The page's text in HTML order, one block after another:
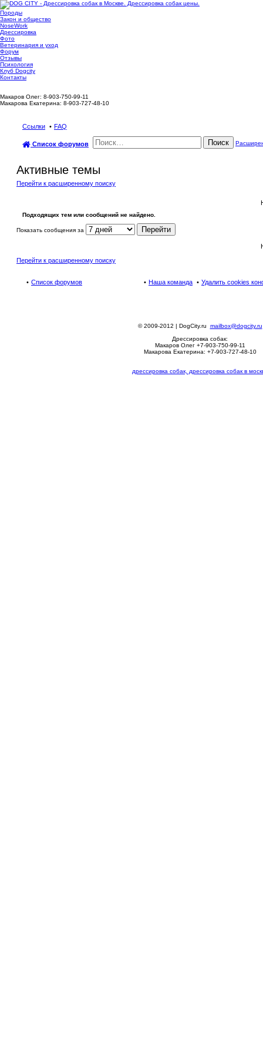
Породы
Закон и общество
NoseWork
Дрессировка
Фото
Ветеринария и уход
Форум
Отзывы
Психология
Клуб Dogcity
Контакты
Макаров Олег: 8-903-750-99-11
Макарова Екатерина: 8-903-727-48-10
Ссылки FAQ
Список форумов Поиск
Активные темы
Перейти к расширенному поиску
Подходящих тем или сообщений не найдено.
Показать сообщения за
Перейти к расширенному поиску
Список форумов Удалить cookies
Наша команда
© 2009-2012 | DogCity.ru mailbox@dogcity.ru
Дрессировка собак:
Макаров Олег +7-903-750-99-11
Макарова Екатерина: +7-903-727-48-10
дрессировка собак, дрессировка собак в